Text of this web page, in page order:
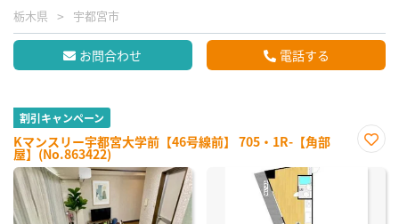
栃木県 宇都宮市
お問合わせ 電話する
割引キャンペーン
Kマンスリー宇都宮大学前【46号線前】 705・1R-【角部
屋】(No.863422)
に入